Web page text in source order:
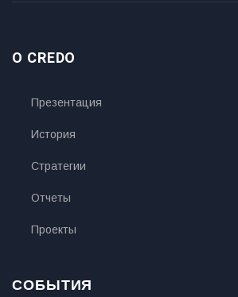
O CREDO
Презентация
История
Стратегии
Отчеты
Проекты
СОБЫТИЯ